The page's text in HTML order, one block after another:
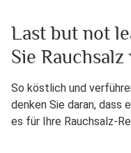
Last but not
Sie
So köstlich und
denken Sie daran, dass
es für Ihre Rauchsalz-